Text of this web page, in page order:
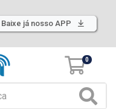
Baixe já nosso APP
0